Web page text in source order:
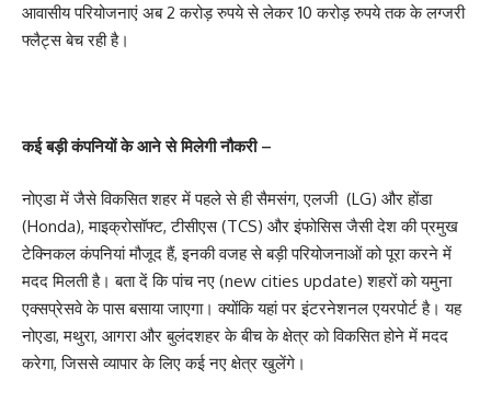
आवासीय परियोजनाएं अब 2 करोड़ रुपये से लेकर 10 करोड़ रुपये तक के लग्जरी
फ्लैट्स बेच रही है।
कई बड़ी कंपनियों के आने से मिलेगी नौकरी –
नोएडा में जैसे विकसित शहर में पहले से ही सैमसंग, एलजी (LG) और होंडा
(Honda), माइक्रोसॉफ्ट, टीसीएस (TCS) और इंफोसिस जैसी देश की प्रमुख
टेक्निकल कंपनियां मौजूद हैं, इनकी वजह से बड़ी परियोजनाओं को पूरा करने में
मदद मिलती है। बता दें कि पांच नए (new cities update) शहरों को यमुना
एक्सप्रेसवे के पास बसाया जाएगा। क्योंकि यहां पर इंटरनेशनल एयरपोर्ट है। यह
नोएडा, मथुरा, आगरा और बुलंदशहर के बीच के क्षेत्र को विकसित होने में मदद
करेगा, जिससे व्यापार के लिए कई नए क्षेत्र खुलेंगे।